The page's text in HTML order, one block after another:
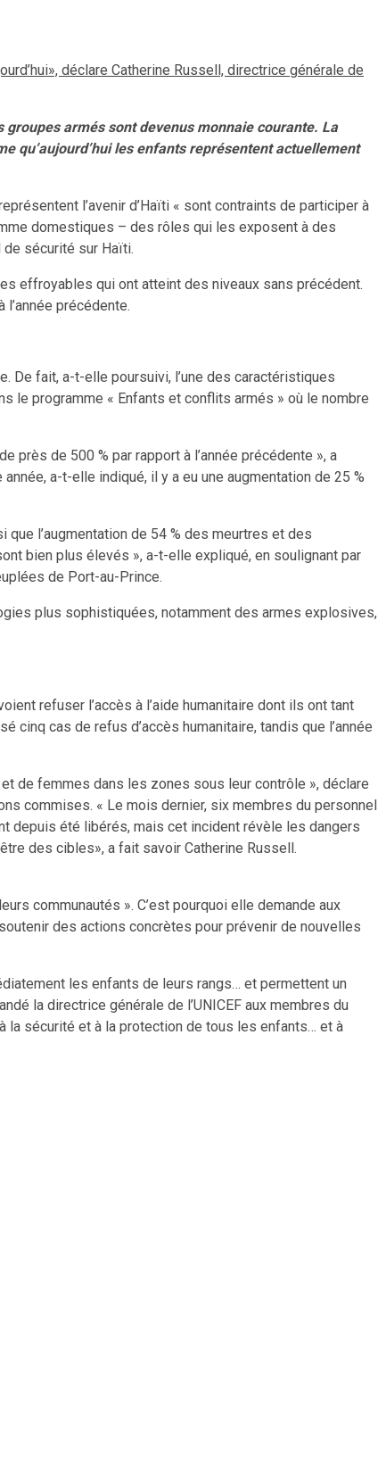
déclare Catherine Russell, directrice générale de
armés sont devenus monnaie courante. La
qu’aujourd’hui les enfants représentent actuellement
l’avenir d’Haïti « sont contraints de participer à
domestiques – des rôles qui les exposent à des
sécurité sur Haïti.
effroyables qui ont atteint des niveaux sans précédent.
précédente.
De fait, a-t-elle poursuivi, l’une des caractéristiques
le programme « Enfants et conflits armés » où le nombre
près de 500 % par rapport à l’année précédente », a
a-t-elle indiqué, il y a eu une augmentation de 25 %
que l’augmentation de 54 % des meurtres et des
bien plus élevés », a-t-elle expliqué, en soulignant par
de Port-au-Prince.
plus sophistiquées, notamment des armes explosives,
refuser l’accès à l’aide humanitaire dont ils ont tant
cinq cas de refus d’accès humanitaire, tandis que l’année
de femmes dans les zones sous leur contrôle », déclare
commises. « Le mois dernier, six membres du personnel
depuis été libérés, mais cet incident révèle les dangers
des cibles», a fait savoir Catherine Russell.
communautés ». C’est pourquoi elle demande aux
des actions concrètes pour prévenir de nouvelles
les enfants de leurs rangs… et permettent un
la directrice générale de l’UNICEF aux membres du
la sécurité et à la protection de tous les enfants… et à